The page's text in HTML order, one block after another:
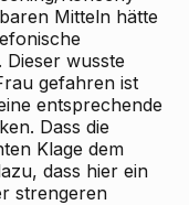
Mitteln hätte
wusste
gefahren ist
entsprechende
Dass die
Klage dem
dass hier ein
strengeren